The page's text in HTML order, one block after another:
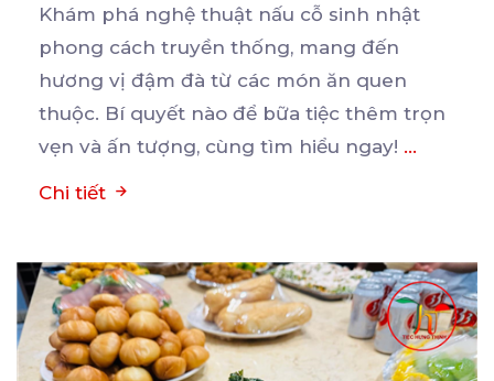
Khám phá nghệ thuật nấu cỗ sinh nhật
phong cách truyền thống, mang đến
hương vị đậm đà từ các món ăn quen
thuộc. Bí quyết nào để bữa tiệc thêm trọn
vẹn và ấn tượng, cùng tìm hiểu ngay! ...
Chi tiết